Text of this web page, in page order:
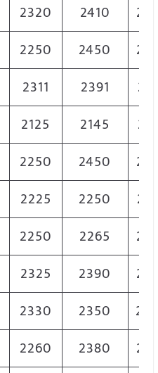
2320 2410
2250 2450
2311 2391
2125 2145
2250 2450
2225 2250
2250 2265
2325 2390
2330 2350
2260 2380